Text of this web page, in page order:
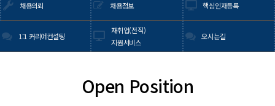
채용의뢰 채용정보 핵심인재등록
1:1 커리어컨설팅
재취업(전직)
지원서비스
오시는길
Open Position